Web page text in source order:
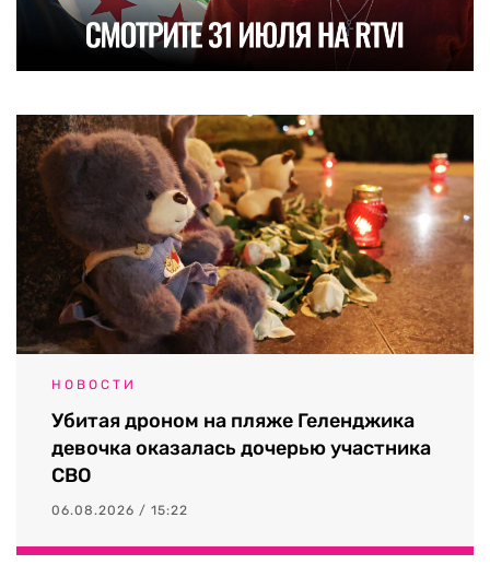
НОВОСТИ
Убитая дроном на пляже Геленджика
девочка оказалась дочерью участника
СВО
06.08.2026 / 15:22